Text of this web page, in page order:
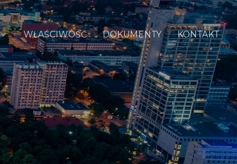
WŁAŚCIWOŚĆ DOKUMENTY KONTAKT